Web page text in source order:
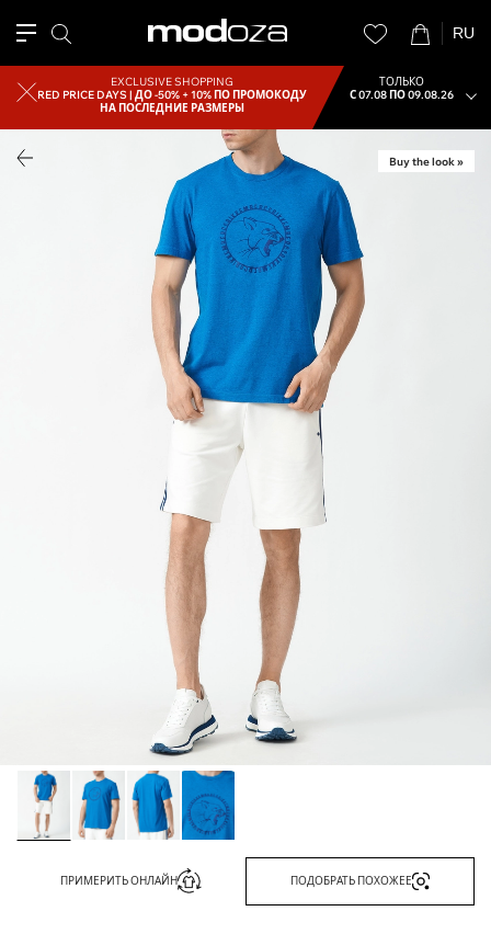
RU
EXCLUSIVE SHOPPING
RED PRICE DAYS |ДО -50% + 10% ПО ПРОМОКОДУ
НА ПОСЛЕДНИЕ РАЗМЕРЫ
ТОЛЬКО
С 07.08 ПО 09.08.26
Buy the look »
ПРИМЕРИТЬ ОНЛАЙН ПОДОБРАТЬ ПОХОЖЕЕ